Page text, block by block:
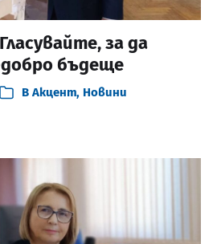
за да
бъдеще
В Акцент, Новини